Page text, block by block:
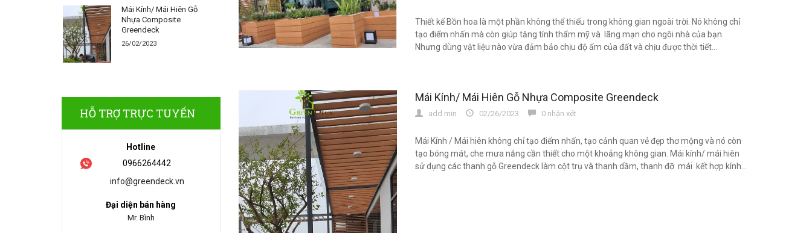
Mái Kính/ Mái Hiên Gỗ
Nhựa Composite
Greendeck
26/02/2023
HỖ TRỢ TRỰC TUYẾN
Hotline
0966264442
info@greendeck.vn
Đại diện bán hàng
Mr. Bình
Thiết kế Bồn hoa là một phần không thể thiếu trong không gian ngoài trời. Nó không chỉ
tạo điểm nhấn mà còn giúp tăng tính thẩm mỹ và lãng mạn cho ngôi nhà của bạn.
Nhưng dùng vật liệu nào vừa đảm bảo chịu độ ẩm của đất và chịu được thời tiết...
Mái Kính/ Mái Hiên Gỗ Nhựa Composite Greendeck
add min 02/26/2023 0 nhận xét
Mái Kính / Mái hiên không chỉ tạo điểm nhấn, tạo cảnh quan vẻ đẹp thơ mộng và nó còn
tạo bóng mát, che mưa nắng cần thiết cho một khoảng không gian. Mái kính/ mái hiên
sử dụng các thanh gỗ Greendeck làm cột trụ và thanh dầm, thanh đỡ mái kết hợp kính...